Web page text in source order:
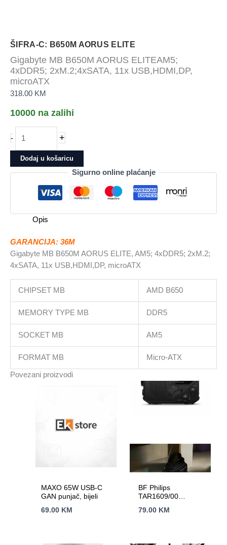
ŠIFRA-C: B650M AORUS ELITE
Gigabyte MB B650M AORUS ELITEAM5;
4xDDR5; 2xM.2;4xSATA, 11x USB,HDMI,DP,
microATX
318.00 KM
10000 na zalihi
-
MB
B650M
AORUS
4xDDR5;
2xM.2;4xSATA,
11x
USB,HDMI,DP,
microATX
količina
+
Dodaj u košaricu
Sigurno online plaćanje
Opis
GARANCIJA: 36M
Gigabyte MB B650M AORUS ELITE, AM5; 4xDDR5; 2xM.2;
4xSATA, 11x USB,HDMI,DP, microATX
CHIPSET MB AMD B650
MEMORY TYPE MB DDR5
SOCKET MB AM5
FORMAT MB Micro-ATX
Povezani proizvodi
MAXO 65W USB-C
GAN punjač, bijeli
69.00 KM
BF Philips
TAR1609/00
svjetiljkom;
79.00 KM